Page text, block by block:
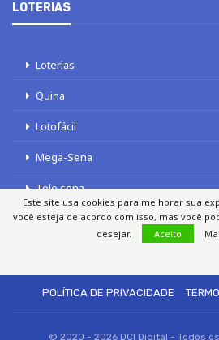
LOTERIAS
Loterias
Quina
Lotofácil
Mega-Sena
Tele sena
POLÍTICA DE PRIVACIDADE
© 2020 - 2026 DCI Digital - Todos
Este site usa cookies para melhorar sua
você esteja de acordo com isso, mas você
desejar.
Aceito